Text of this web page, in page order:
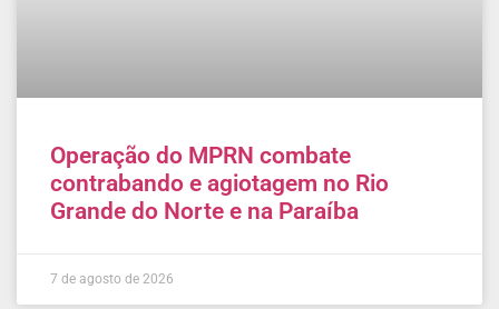
Operação do MPRN combate
contrabando e agiotagem no Rio
Grande do Norte e na Paraíba
7 de agosto de 2026